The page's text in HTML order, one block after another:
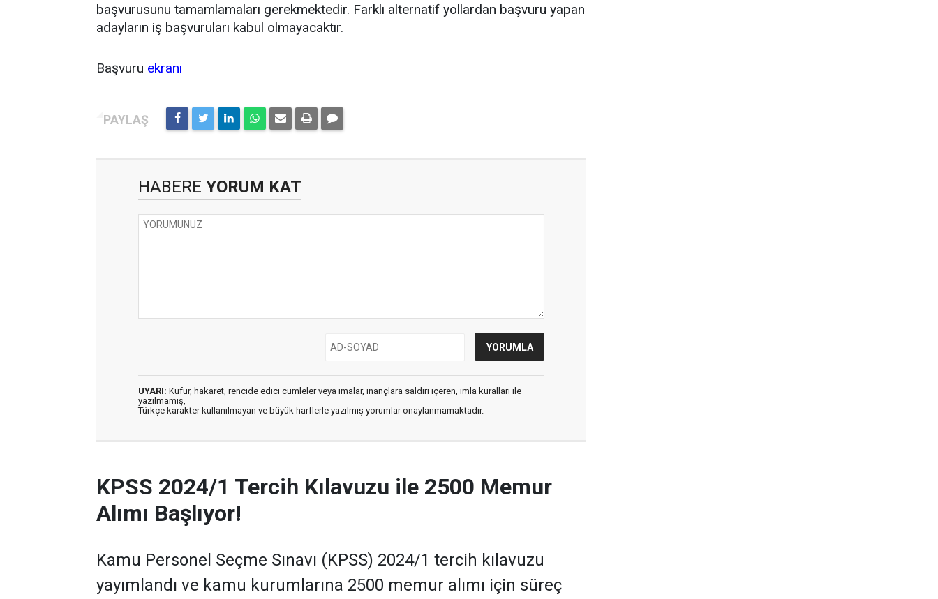
başvurusunu tamamlamaları gerekmektedir. Farklı alternatif yollardan başvuru yapan
adayların iş başvuruları kabul olmayacaktır.
Başvuru ekranı
HABERE YORUM KAT
UYARI: Küfür, hakaret, rencide edici cümleler veya imalar, inançlara saldırı içeren, imla kuralları ile
yazılmamış,
Türkçe karakter kullanılmayan ve büyük harflerle yazılmış yorumlar onaylanmamaktadır.
KPSS 2024/1 Tercih Kılavuzu ile 2500 Memur
Alımı Başlıyor!
Kamu Personel Seçme Sınavı (KPSS) 2024/1 tercih kılavuzu
yayımlandı ve kamu kurumlarına 2500 memur alımı için süreç